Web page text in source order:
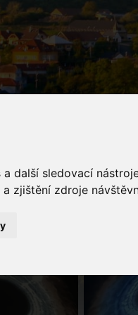
další sledovací
zjištění zdroje